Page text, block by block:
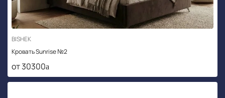
BISHEK
Кровать Sunrise №2
от 30300